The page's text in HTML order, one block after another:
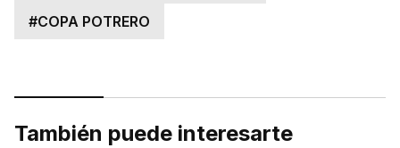
#COPA POTRERO
También puede interesarte